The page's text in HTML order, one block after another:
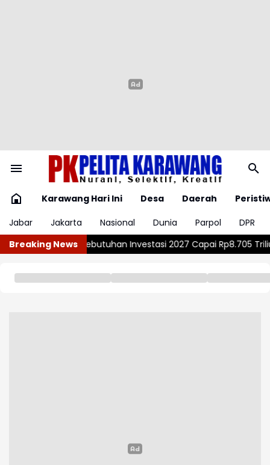
Karawang Hari Ini Desa Daerah
Jabar
Jakarta Nasional Dunia Parpol
DPR
Breaking News
Capai Rp8.705 Triliun ETF Emas Resmi Diluncurkan di